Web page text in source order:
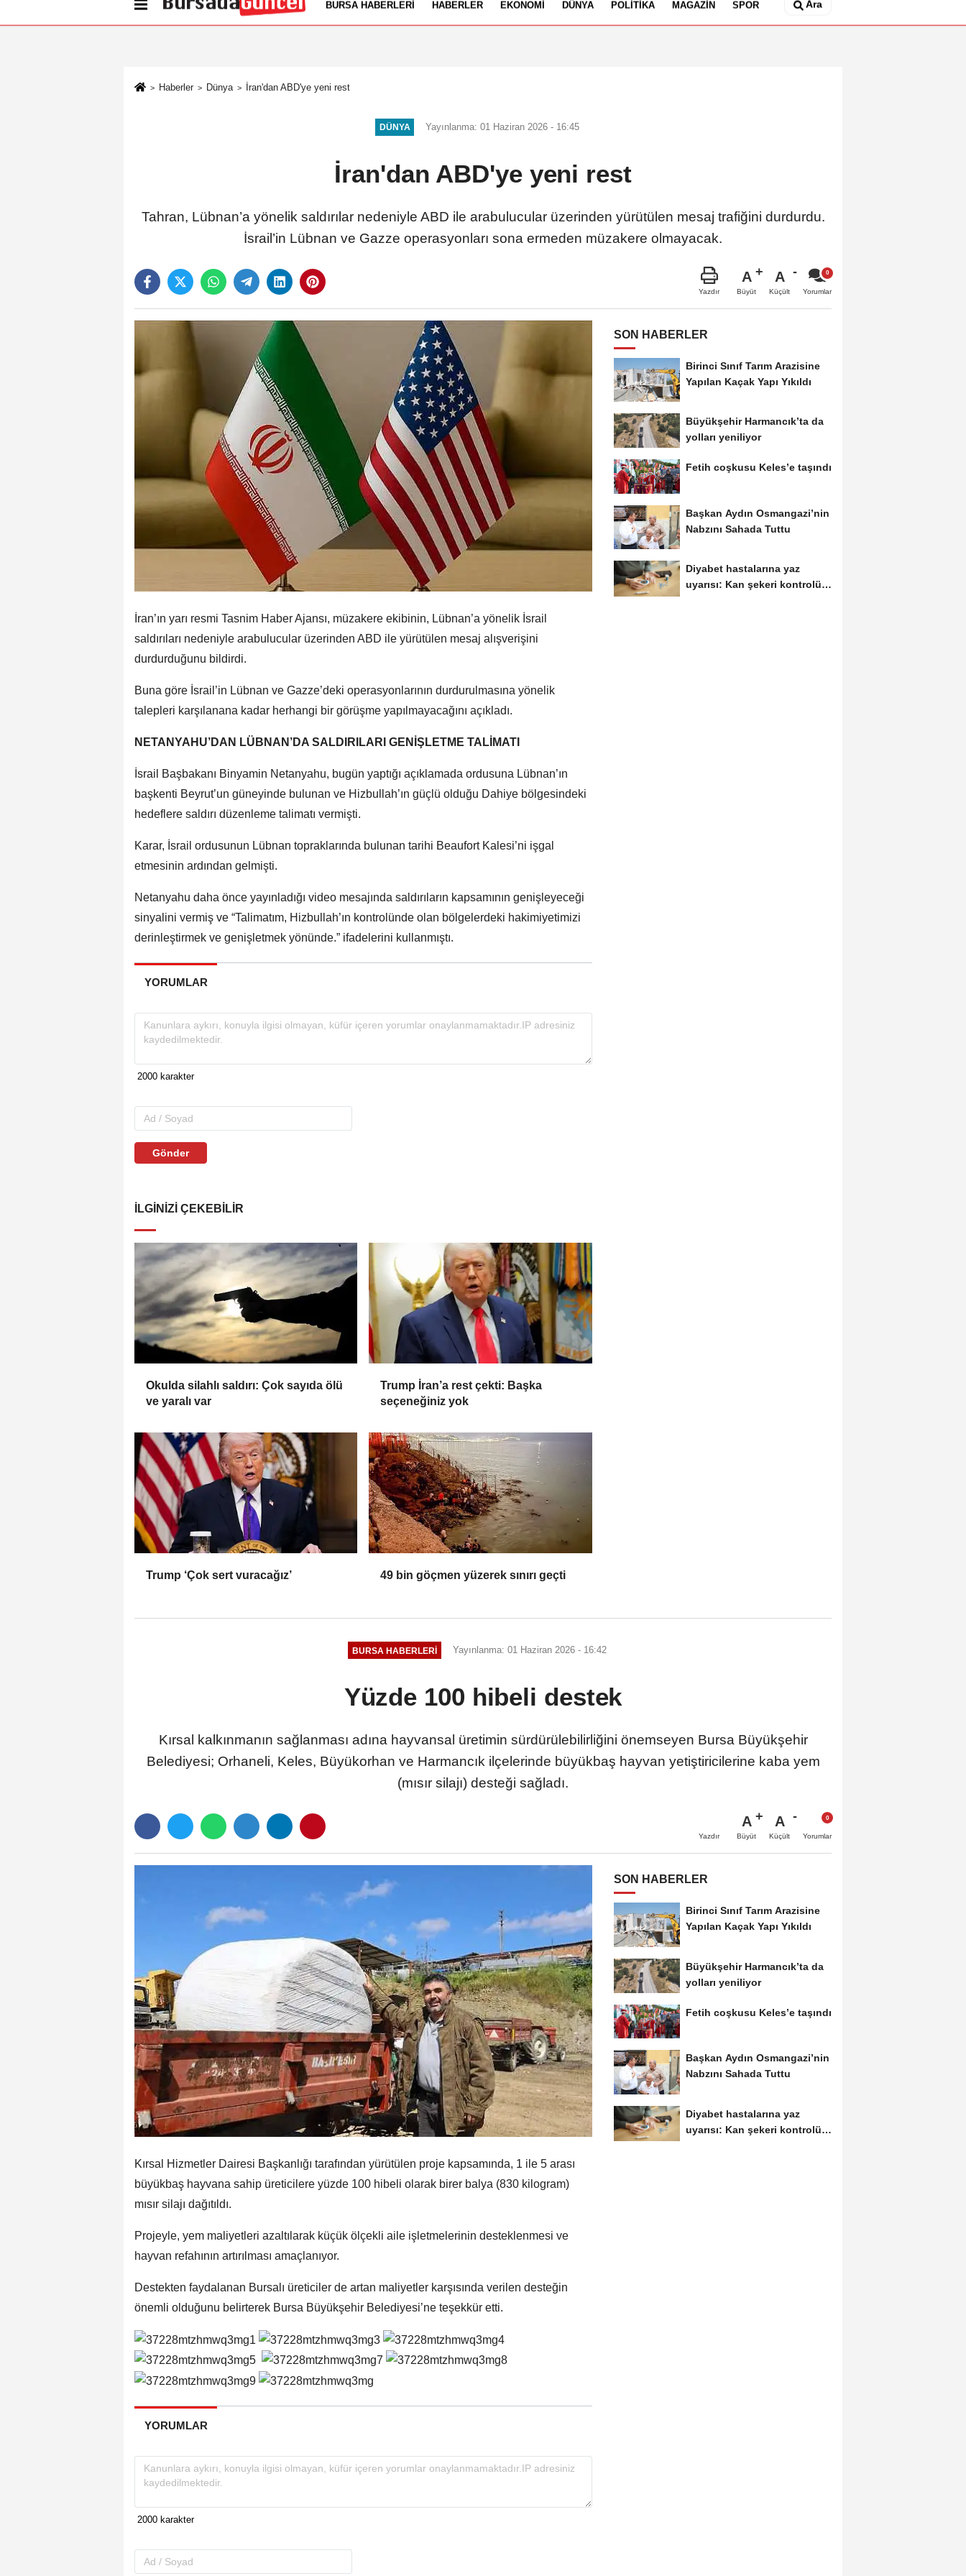
Künye İletişim Çerez Politikası
BURSA HABERLERI HABERLER EKONOMI DÜNYA POLITIKA MAGAZIN SPOR Ara
Haberler Dünya İran'dan ABD'ye yeni rest
DÜNYA Yayınlanma: 01 Haziran 2026 - 16:45
İran'dan ABD'ye yeni rest
Tahran, Lübnan’a yönelik saldırılar nedeniyle ABD ile arabulucular üzerinden yürütülen mesaj trafiğini durdurdu.
İsrail’in Lübnan ve Gazze operasyonları sona ermeden müzakere olmayacak.
Yazdır
A
Büyüt
A
Küçült Yorumlar
İran’ın yarı resmi Tasnim Haber Ajansı, müzakere ekibinin, Lübnan’a yönelik İsrail
saldırıları nedeniyle arabulucular üzerinden ABD ile yürütülen mesaj alışverişini
durdurduğunu bildirdi.
Buna göre İsrail’in Lübnan ve Gazze’deki operasyonlarının durdurulmasına yönelik
talepleri karşılanana kadar herhangi bir görüşme yapılmayacağını açıkladı.
NETANYAHU’DAN LÜBNAN’DA SALDIRILARI GENİŞLETME TALİMATI
İsrail Başbakanı Binyamin Netanyahu, bugün yaptığı açıklamada ordusuna Lübnan’ın
başkenti Beyrut’un güneyinde bulunan ve Hizbullah’ın güçlü olduğu Dahiye bölgesindeki
hedeflere saldırı düzenleme talimatı vermişti.
Karar, İsrail ordusunun Lübnan topraklarında bulunan tarihi Beaufort Kalesi’ni işgal
etmesinin ardından gelmişti.
Netanyahu daha önce yayınladığı video mesajında saldırıların kapsamının genişleyeceği
sinyalini vermiş ve “Talimatım, Hizbullah’ın kontrolünde olan bölgelerdeki hakimiyetimizi
derinleştirmek ve genişletmek yönünde.” ifadelerini kullanmıştı.
YORUMLAR
Gönder
İLGINIZI ÇEKEBILIR
Okulda silahlı saldırı: Çok sayıda ölü
ve yaralı var
Trump İran’a rest çekti: Başka
seçeneğiniz yok
Trump ‘Çok sert vuracağız’ 49 bin göçmen yüzerek sınırı geçti
SON HABERLER
Birinci Sınıf Tarım Arazisine
Yapılan Kaçak Yapı Yıkıldı
Büyükşehir Harmancık’ta da
yolları yeniliyor
Fetih coşkusu Keles’e taşındı
Başkan Aydın Osmangazi’nin
Nabzını Sahada Tuttu
Diyabet hastalarına yaz
uyarısı: Kan şekeri kontrolü
BURSA HABERLERI Yayınlanma: 01 Haziran 2026 - 16:42
Yüzde 100 hibeli destek
Kırsal kalkınmanın sağlanması adına hayvansal üretimin sürdürülebilirliğini önemseyen Bursa Büyükşehir
Belediyesi; Orhaneli, Keles, Büyükorhan ve Harmancık ilçelerinde büyükbaş hayvan yetiştiricilerine kaba yem
(mısır silajı) desteği sağladı.
Yazdır
A
Büyüt
A
Küçült Yorumlar
Kırsal Hizmetler Dairesi Başkanlığı tarafından yürütülen proje kapsamında, 1 ile 5 arası
büyükbaş hayvana sahip üreticilere yüzde 100 hibeli olarak birer balya (830 kilogram)
mısır silajı dağıtıldı.
Projeyle, yem maliyetleri azaltılarak küçük ölçekli aile işletmelerinin desteklenmesi ve
hayvan refahının artırılması amaçlanıyor.
Destekten faydalanan Bursalı üreticiler de artan maliyetler karşısında verilen desteğin
önemli olduğunu belirterek Bursa Büyükşehir Belediyesi’ne teşekkür etti.
YORUMLAR
SON HABERLER
Birinci Sınıf Tarım Arazisine
Yapılan Kaçak Yapı Yıkıldı
Büyükşehir Harmancık’ta da
yolları yeniliyor
Fetih coşkusu Keles’e taşındı
Başkan Aydın Osmangazi’nin
Nabzını Sahada Tuttu
Diyabet hastalarına yaz
uyarısı: Kan şekeri kontrolü